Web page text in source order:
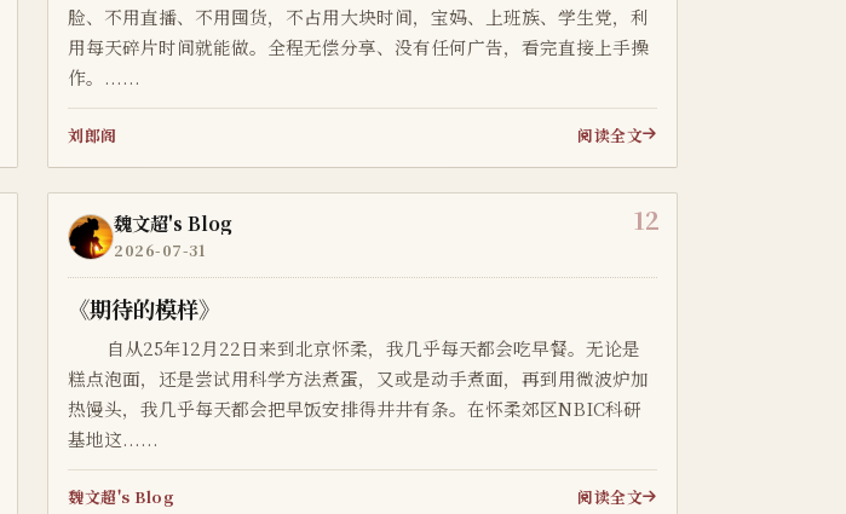
脸、不用直播、不用囤货，不占用大块时间，宝妈、上班族、学生党，利
用每天碎片时间就能做。全程无偿分享、没有任何广告，看完直接上手操
作。......
刘郎阁 阅读全文
12
魏文超's Blog
2026-07-31
《期待的模样》
自从25年12月22日来到北京怀柔，我几乎每天都会吃早餐。无论是
糕点泡面，还是尝试用科学方法煮蛋，又或是动手煮面，再到用微波炉加
热馒头，我几乎每天都会把早饭安排得井井有条。在怀柔郊区NBIC科研
基地这......
魏文超's Blog 阅读全文